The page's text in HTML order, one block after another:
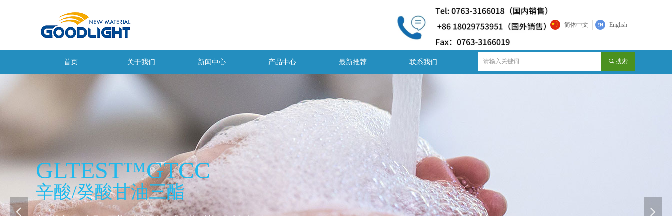
首页 关于我们 新闻中心 产品中心 最新推荐 联系我们 끠 搜索
简体中文 English
GLTEST™GTCC
辛酸/癸酸甘油三酯
넳 넲